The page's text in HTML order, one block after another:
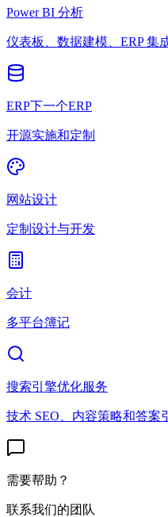
Power BI 分析
仪表板、数据建模、ERP 集
ERP下一个ERP
开源实施和定制
网站设计
定制设计与开发
会计
多平台簿记
搜索引擎优化服务
技术 SEO、内容策略和答案
需要帮助？
联系我们的团队